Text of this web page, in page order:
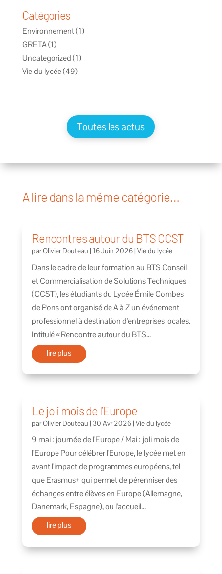
Catégories
Environnement(1)
GRETA(1)
Uncategorized(1)
Vie du lycée(49)
Toutes les actus
A lire dans la même catégorie…
Rencontres autour du BTS CCST
parOlivier Douteau | 16 Juin 2026| Vie du lycée
Dans le cadre de leur formation au BTS Conseil
et Commercialisation de Solutions Techniques
(CCST), les étudiants du Lycée Émile Combes
de Pons ont organisé de A à Z un événement
professionnel à destination d'entreprises locales.
Intitulé « Rencontre autour du BTS...
lire plus
Le joli mois de l’Europe
parOlivier Douteau | 30 Avr 2026| Vie du lycée
9 mai : journée de l'Europe / Mai : joli mois de
l'Europe Pour célébrer l'Europe, le lycée met en
avant l'impact de programmes européens, tel
que Erasmus+ qui permet de pérenniser des
échanges entre élèves en Europe (Allemagne,
Danemark, Espagne), ou l'accueil...
lire plus